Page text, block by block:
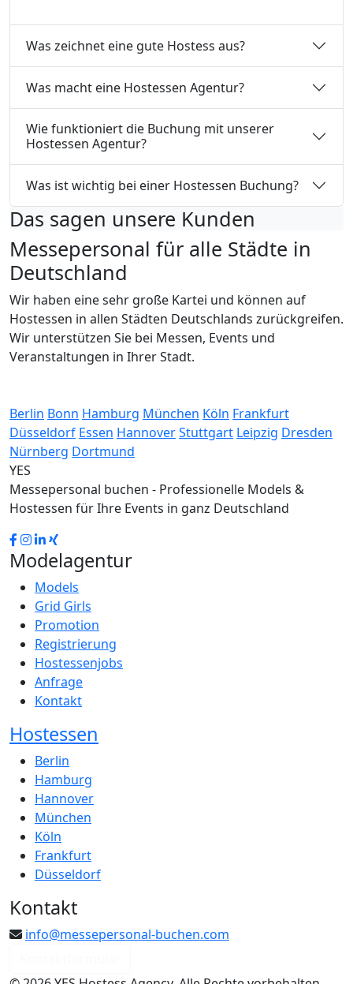
Was zeichnet eine gute Hostess aus?
Was macht eine Hostessen Agentur?
Wie funktioniert die Buchung mit unserer
Hostessen Agentur?
Was ist wichtig bei einer Hostessen Buchung?
Das sagen unsere Kunden
Messepersonal für alle Städte in
Deutschland
Wir haben eine sehr große Kartei und können auf
Hostessen in allen Städten Deutschlands zurückgreifen.
Wir unterstützen Sie bei Messen, Events und
Veranstaltungen in Ihrer Stadt.
Berlin Bonn Hamburg München Köln Frankfurt
Düsseldorf Essen HannoverStuttgart Leipzig Dresden
Nürnberg Dortmund
YES
Messepersonal buchen - Professionelle Models &
Hostessen für Ihre Events in ganz Deutschland
Modelagentur
Models
Grid Girls
Promotion
Registrierung
Hostessenjobs
Anfrage
Kontakt
Hostessen
Berlin
Hamburg
Hannover
München
Köln
Frankfurt
Düsseldorf
Kontakt
info@messepersonal-buchen.com